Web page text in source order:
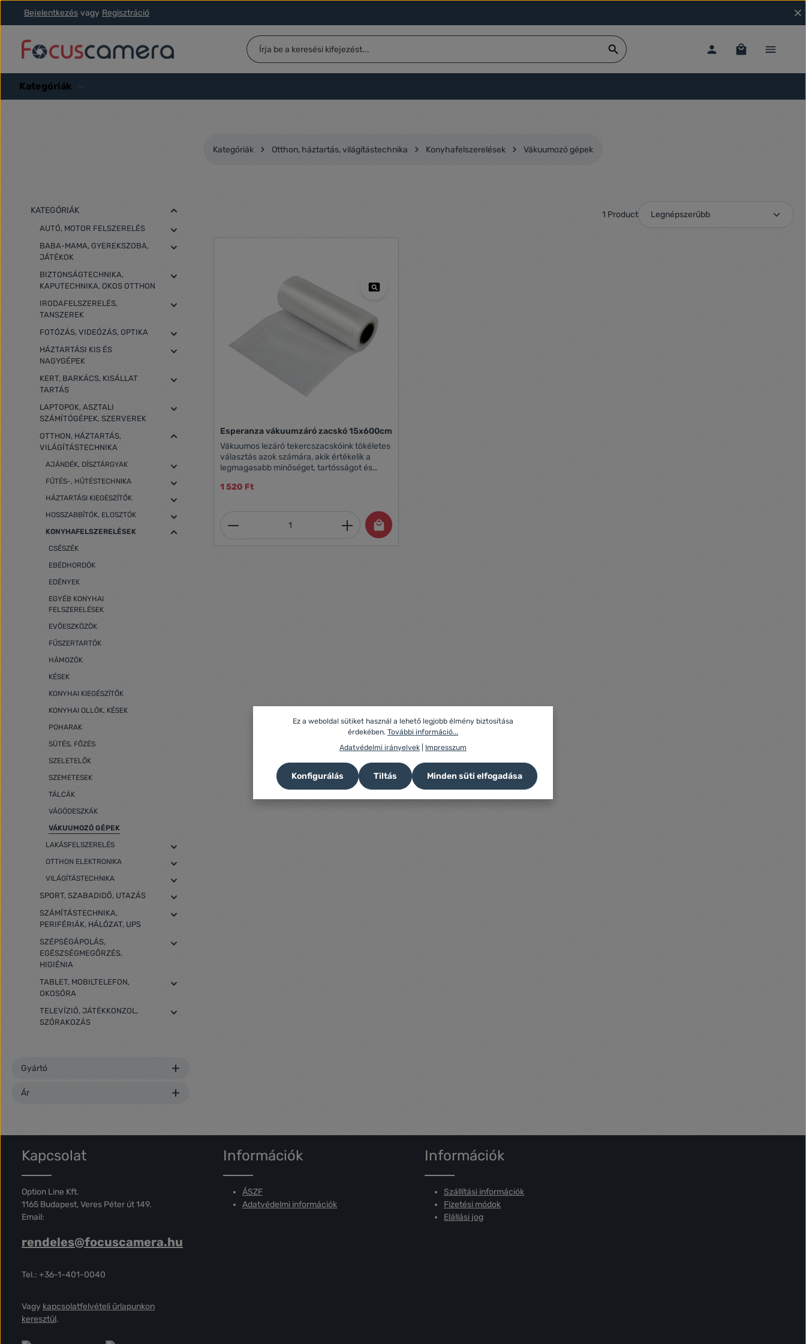
a fő tartalomra
Ugrás a kereséshez
Ugrás a fő navigációhoz
Bejelentkezés vagy Regisztráció
Kategóriák
Kategóriák Otthon, háztartás, világítástechnika Konyhafelszerelések Vákuumozó gépek
KATEGÓRIÁK
AUTÓ, MOTOR FELSZERELÉS
BABA-MAMA, GYEREKSZOBA,
JÁTÉKOK
BIZTONSÁGTECHNIKA,
KAPUTECHNIKA, OKOS OTTHON
IRODAFELSZERELÉS,
TANSZEREK
FOTÓZÁS, VIDEÓZÁS, OPTIKA
HÁZTARTÁSI KIS ÉS
NAGYGÉPEK
KERT, BARKÁCS, KISÁLLAT
TARTÁS
LAPTOPOK, ASZTALI
SZÁMÍTÓGÉPEK, SZERVEREK
OTTHON, HÁZTARTÁS,
VILÁGÍTÁSTECHNIKA
AJÁNDÉK, DÍSZTÁRGYAK
FŰTÉS-, HŰTÉSTECHNIKA
HÁZTARTÁSI KIEGÉSZÍTŐK
HOSSZABBÍTÓK, ELOSZTÓK
KONYHAFELSZERELÉSEK
CSÉSZÉK
EBÉDHORDÓK
EDÉNYEK
EGYÉB KONYHAI
FELSZERELÉSEK
EVŐESZKÖZÖK
FŰSZERTARTÓK
HÁMOZÓK
KÉSEK
KONYHAI KIEGÉSZÍTŐK
KONYHAI OLLÓK, KÉSEK
POHARAK
SÜTÉS, FŐZÉS
SZELETELŐK
SZEMETESEK
TÁLCÁK
VÁGÓDESZKÁK
VÁKUUMOZÓ GÉPEK
LAKÁSFELSZERELÉS
OTTHON ELEKTRONIKA
VILÁGÍTÁSTECHNIKA
SPORT, SZABADIDŐ, UTAZÁS
SZÁMÍTÁSTECHNIKA,
PERIFÉRIÁK, HÁLÓZAT, UPS
SZÉPSÉGÁPOLÁS,
EGÉSZSÉGMEGŐRZÉS,
HIGIÉNIA
TABLET, MOBILTELEFON,
OKOSÓRA
TELEVÍZIÓ, JÁTÉKKONZOL,
SZÓRAKOZÁS
Gyártó
Ár
1 Product
Esperanza vákuumzáró zacskó 15x600cm
Vákuumos lezáró tekercszacskóink tökéletes
választás azok számára, akik értékelik a
legmagasabb minőséget, tartósságot és
Az eltarthatóság ötszörösére való
feltételeket biztosítanak. Az innovatív
dombornyomott felületi kialakítás biztosítja a
levegő gyorsabb és hatékonyabb elszívását.
A tartós anyagokból készült zacskók
vákuumlezáró élelmiszerekhez BPA-mentes:
egészséges és biztonságos csomagolás
Élelmiszerekkel való érintkezésre tanúsított
Vákuumos zsákjaink univerzálisak és
kompatibilisek a piacon kapható összes
1 520 Ft
Termékmennyiség: Adja meg a kívánt mennyiséget, vagy használja a gombokat a
Kapcsolat
Option Line Kft.
1165 Budapest, Veres Péter út 149.
Email:
rendeles@focuscamera.hu
Tel.: +36-1-401-0040
Vagy kapcsolatfelvételi űrlapunkon
keresztül.
Információk
ÁSZF
Adatvédelmi információk
Információk
Szállítási információk
Fizetési módok
Elállási jog
Ez a weboldal sütiket használ a lehető legjobb élmény biztosítása
érdekében. További információ...
Adatvédelmi irányelvek
Impresszum
Tiltás
Konfigurálás Minden süti elfogadása